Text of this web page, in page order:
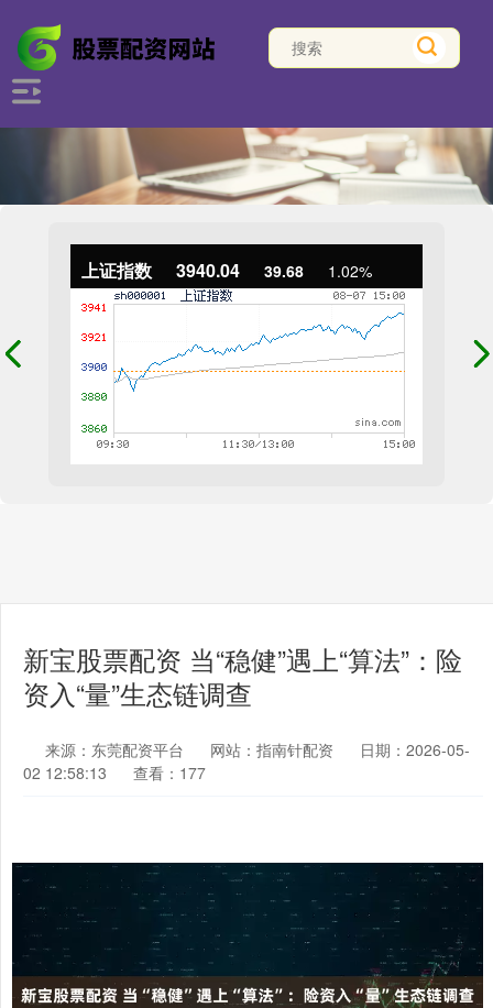
上证指数 3940.04 39.68 1.02%
新宝股票配资 当“稳健”遇上“算法”：险
资入“量”生态链调查
来源：东莞配资平台 网站：指南针配资
日期：2026-05-
02 12:58:13
查看：177